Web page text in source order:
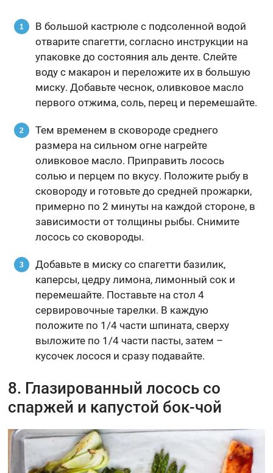
В большой кастрюле с подсоленной водой
отварите спагетти, согласно инструкции на
упаковке до состояния аль денте. Слейте
воду с макарон и переложите их в большую
миску. Добавьте чеснок, оливковое масло
первого отжима, соль, перец и перемешайте.
Тем временем в сковороде среднего
размера на сильном огне нагрейте
оливковое масло. Приправить лосось
солью и перцем по вкусу. Положите рыбу в
сковороду и готовьте до средней прожарки,
примерно по 2 минуты на каждой стороне, в
зависимости от толщины рыбы. Снимите
лосось со сковороды.
Добавьте в миску со спагетти базилик,
каперсы, цедру лимона, лимонный сок и
перемешайте. Поставьте на стол 4
сервировочные тарелки. В каждую
положите по 1/4 части шпината, сверху
выложите по 1/4 части пасты, затем –
кусочек лосося и сразу подавайте.
8. Глазированный лосось со
спаржей и капустой бок-чой